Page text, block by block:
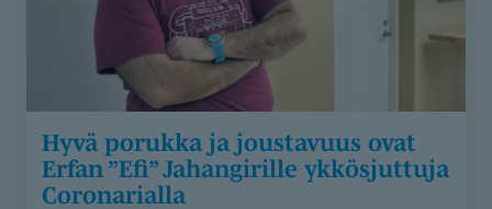
Jahangirille
Coronarialla
Hyvä porukka ja joustavuus ovat
Erfan ”Efi” Jahangirille ykkösjuttuja
Coronarialla